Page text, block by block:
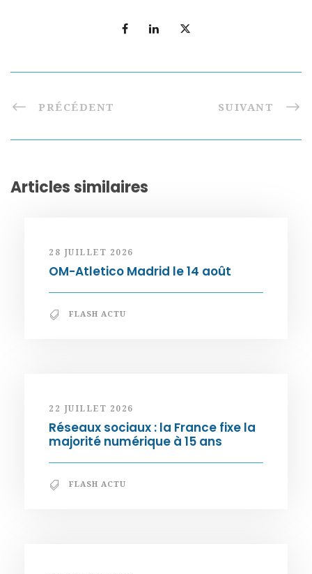
PRÉCÉDENT SUIVANT
Articles similaires
28 JUILLET 2026
OM-Atletico Madrid le 14 août
FLASH ACTU
22 JUILLET 2026
Réseaux sociaux : la France fixe la
majorité numérique à 15 ans
FLASH ACTU